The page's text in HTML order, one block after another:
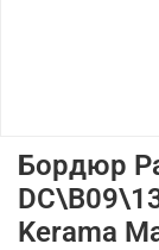
Бордюр
Kerama